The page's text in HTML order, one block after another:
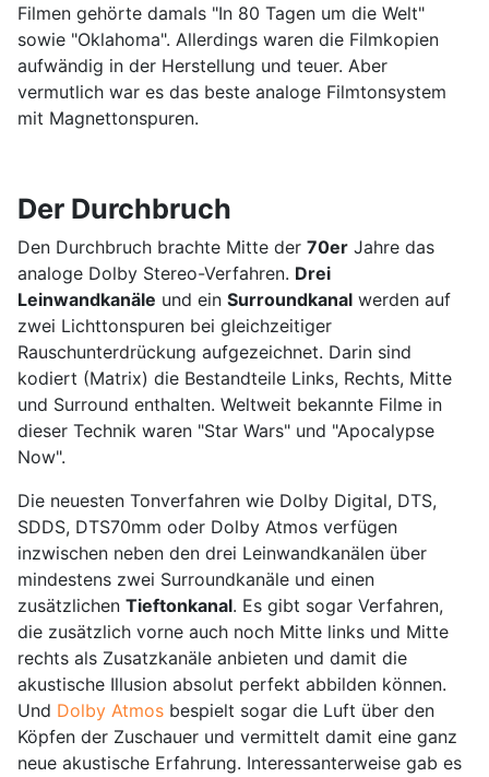
Filmen gehörte damals "In 80 Tagen um die Welt"
sowie "Oklahoma". Allerdings waren die Filmkopien
aufwändig in der Herstellung und teuer. Aber
vermutlich war es das beste analoge Filmtonsystem
mit Magnettonspuren.
Der Durchbruch
Den Durchbruch brachte Mitte der 70er Jahre das
analoge Dolby Stereo-Verfahren. Drei
Leinwandkanäle und ein Surroundkanal werden auf
zwei Lichttonspuren bei gleichzeitiger
Rauschunterdrückung aufgezeichnet. Darin sind
kodiert (Matrix) die Bestandteile Links, Rechts, Mitte
und Surround enthalten. Weltweit bekannte Filme in
dieser Technik waren "Star Wars" und "Apocalypse
Now".
Die neuesten Tonverfahren wie Dolby Digital, DTS,
SDDS, DTS70mm oder Dolby Atmos verfügen
inzwischen neben den drei Leinwandkanälen über
mindestens zwei Surroundkanäle und einen
zusätzlichen Tieftonkanal. Es gibt sogar Verfahren,
die zusätzlich vorne auch noch Mitte links und Mitte
rechts als Zusatzkanäle anbieten und damit die
akustische Illusion absolut perfekt abbilden können.
Und Dolby Atmos bespielt sogar die Luft über den
Köpfen der Zuschauer und vermittelt damit eine ganz
neue akustische Erfahrung. Interessanterweise gab es